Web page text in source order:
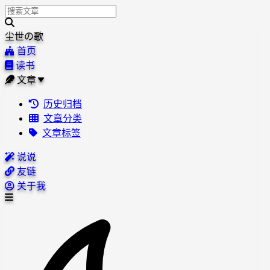
尘世の歌
首页
读书
文章
历史归档
文章分类
文章标签
说说
友链
关于我